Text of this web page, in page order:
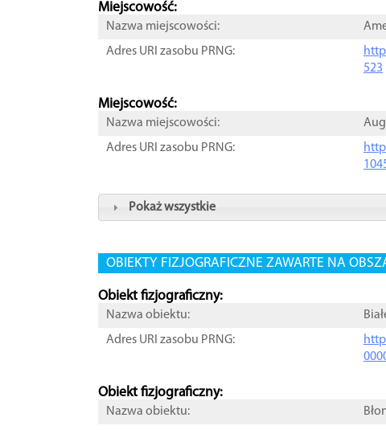
Miejscowość:
Nazwa miejscowości:
Adres URI zasobu PRNG:
523
Miejscowość:
Nazwa miejscowości:
Adres URI zasobu PRNG:
Pokaż wszystkie
OBIEKTY FIZJOGRAFICZNE ZAWARTE NA
Obiekt fizjograficzny:
Nazwa obiektu:
Adres URI zasobu PRNG:
Obiekt fizjograficzny:
Nazwa obiektu: